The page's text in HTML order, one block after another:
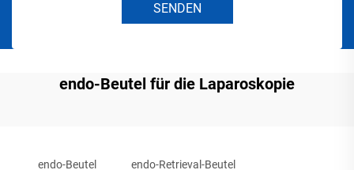
SENDEN
endo-Beutel für die Laparoskopie
endo-Beutel endo-Retrieval-Beutel